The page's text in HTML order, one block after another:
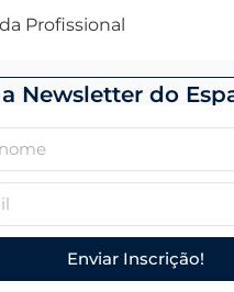
Profissional
Newsletter do
Enviar Inscrição!